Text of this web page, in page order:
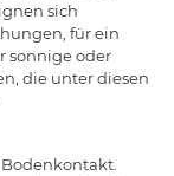
sich
für ein
sonnige oder
die unter diesen